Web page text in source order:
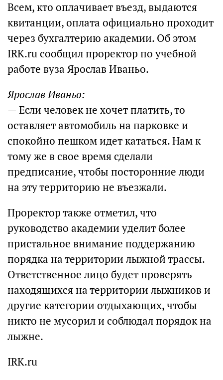
Всем, кто оплачивает въезд, выдаются
квитанции, оплата официально проходит
через бухгалтерию академии. Об этом
IRK.ru сообщил проректор по учебной
работе вуза Ярослав Иваньо.
Ярослав Иваньо:
— Если человек не хочет платить, то
оставляет автомобиль на парковке и
спокойно пешком идет кататься. Нам к
тому же в свое время сделали
предписание, чтобы посторонние люди
на эту территорию не въезжали.
Проректор также отметил, что
руководство академии уделит более
пристальное внимание поддержанию
порядка на территории лыжной трассы.
Ответственное лицо будет проверять
находящихся на территории лыжников и
другие категории отдыхающих, чтобы
никто не мусорил и соблюдал порядок на
лыжне.
IRK.ru